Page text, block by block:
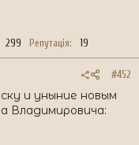
299 Репутація 19
#452
и уныние новым
Владимировича: